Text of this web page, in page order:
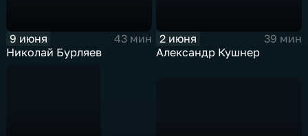
9 июня
43 мин
Николай Бурляев
2 июня
39 мин
Александр Кушнер